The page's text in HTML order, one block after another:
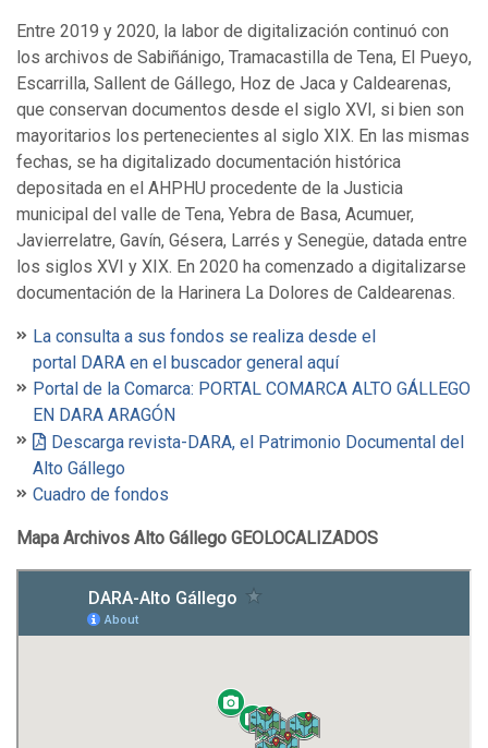
Entre 2019 y 2020, la labor de digitalización continuó con
los archivos de Sabiñánigo, Tramacastilla de Tena, El Pueyo,
Escarrilla, Sallent de Gállego, Hoz de Jaca y Caldearenas,
que conservan documentos desde el siglo XVI, si bien son
mayoritarios los pertenecientes al siglo XIX. En las mismas
fechas, se ha digitalizado documentación histórica
depositada en el AHPHU procedente de la Justicia
municipal del valle de Tena, Yebra de Basa, Acumuer,
Javierrelatre, Gavín, Gésera, Larrés y Senegüe, datada entre
los siglos XVI y XIX. En 2020 ha comenzado a digitalizarse
documentación de la Harinera La Dolores de Caldearenas.
La consulta a sus fondos se realiza desde el
portal DARA en el buscador general aquí
Portal de la Comarca: PORTAL COMARCA ALTO GÁLLEGO
EN DARA ARAGÓN
Descarga revista-DARA, el Patrimonio Documental del
Alto Gállego
Cuadro de fondos
Mapa Archivos Alto Gállego GEOLOCALIZADOS